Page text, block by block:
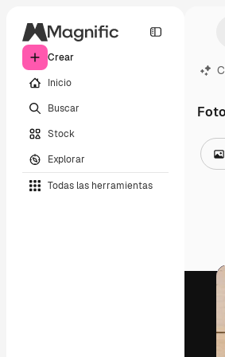
Crear
Inicio
Buscar
Stock
Explorar
Todas las herramientas